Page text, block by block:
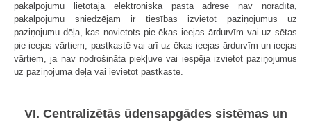
pakalpojumu lietotāja elektroniskā pasta adrese nav norādīta,
pakalpojumu sniedzējam ir tiesības izvietot paziņojumus uz
paziņojumu dēļa, kas novietots pie ēkas ieejas ārdurvīm vai uz sētas
pie ieejas vārtiem, pastkastē vai arī uz ēkas ieejas ārdurvīm un ieejas
vārtiem, ja nav nodrošināta piekļuve vai iespēja izvietot paziņojumus
uz paziņojuma dēļa vai ievietot pastkastē.
VI. Centralizētās ūdensapgādes sistēmas un